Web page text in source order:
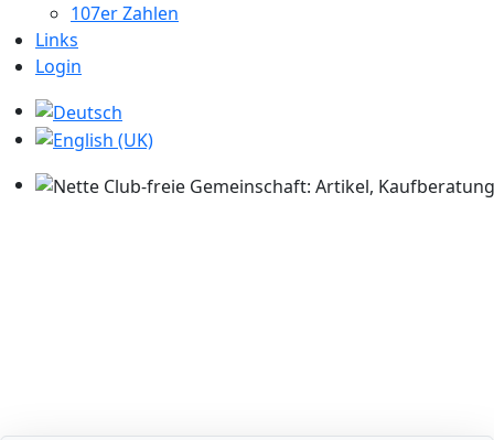
107er Zahlen
Links
Login
Sprache auswählen